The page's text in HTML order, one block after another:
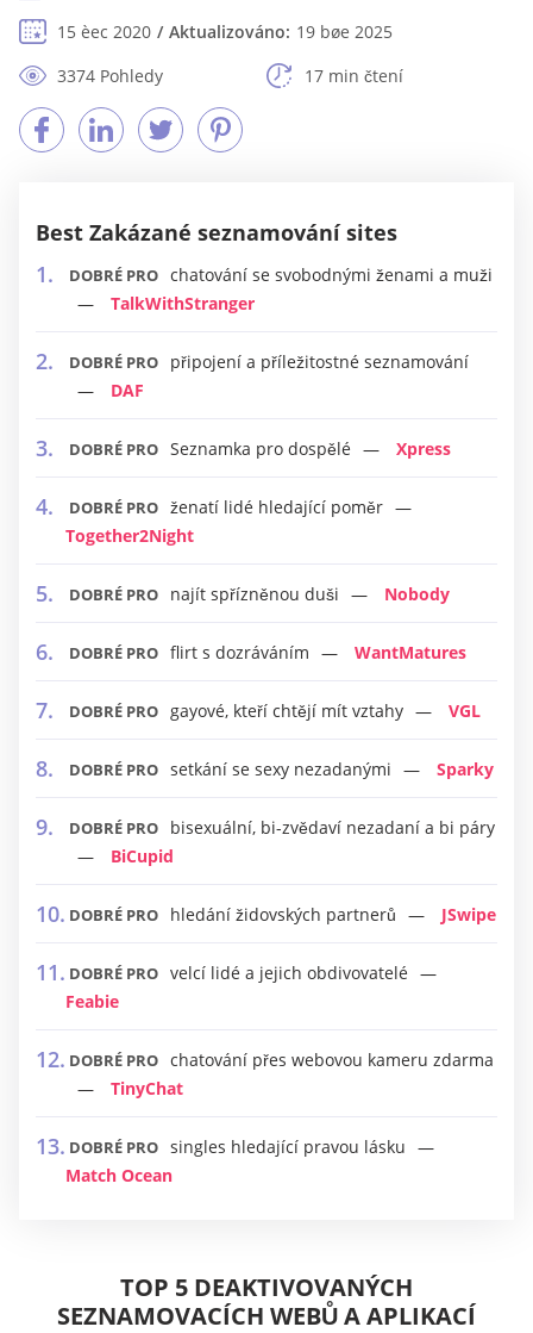
15 èec 2020
Aktualizováno: 19 bøe 2025
3374 Pohledy
17 min čtení
Best Zakázané seznamování sites
DOBRÉ PRO chatování se svobodnými ženami a muži
TalkWithStranger
DOBRÉ PRO
připojení a příležitostné seznamování
DAF
DOBRÉ PRO Seznamka pro dospělé Xpress
DOBRÉ PRO ženatí lidé hledající poměr
Together2Night
DOBRÉ PRO najít spřízněnou duši Nobody
DOBRÉ PRO flirt s dozráváním WantMatures
DOBRÉ PRO gayové, kteří chtějí mít vztahy VGL
DOBRÉ PRO setkání se sexy nezadanými Sparky
DOBRÉ PRO
bisexuální, bi-zvědaví nezadaní a bi páry
BiCupid
DOBRÉ PRO hledání židovských partnerů JSwipe
DOBRÉ PRO velcí lidé a jejich obdivovatelé
Feabie
DOBRÉ PRO chatování přes webovou kameru zdarma
TinyChat
DOBRÉ PRO singles hledající pravou lásku
Match Ocean
TOP 5 DEAKTIVOVANÝCH
SEZNAMOVACÍCH WEBŮ A APLIKACÍ